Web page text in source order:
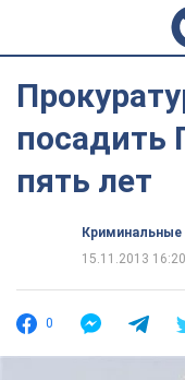
посадить
пять лет
Криминальные
15.11.2013 16:20
0